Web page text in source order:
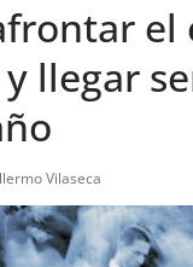
el
llegar
Vilaseca